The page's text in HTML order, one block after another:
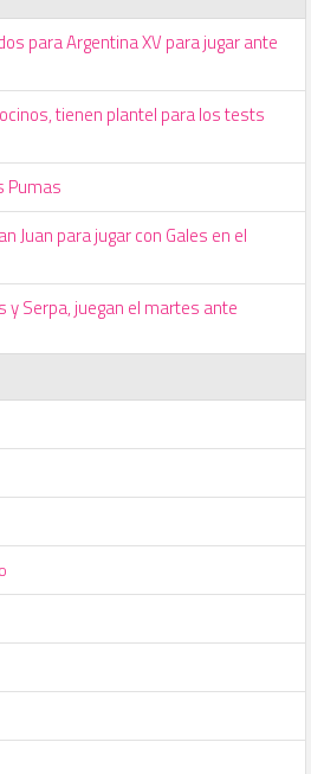
para Argentina XV para jugar ante
tienen plantel para los tests
Pumas
Juan para jugar con Gales en el
y Serpa, juegan el martes ante